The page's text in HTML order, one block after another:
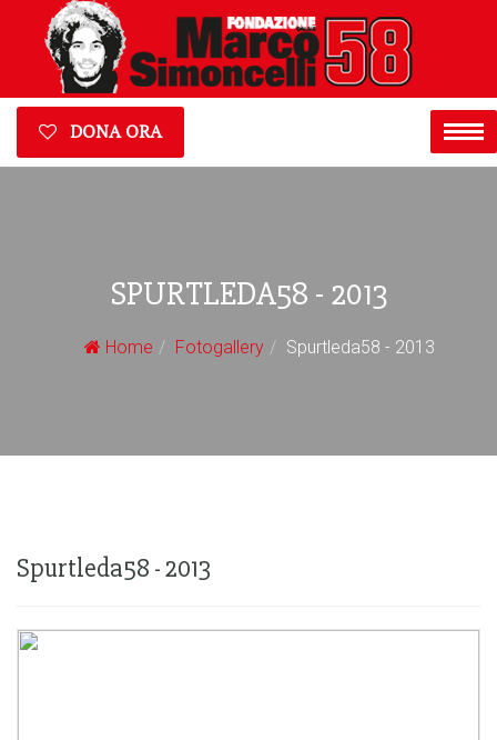
DONA ORA
SPURTLEDA58 - 2013
Home Fotogallery Spurtleda58 - 2013
Spurtleda58 - 2013